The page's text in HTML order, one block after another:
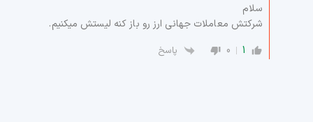
سلام
شرکتش معاملات جهانی ارز رو باز کنه لیستش میکنیم.
1
0 پاسخ